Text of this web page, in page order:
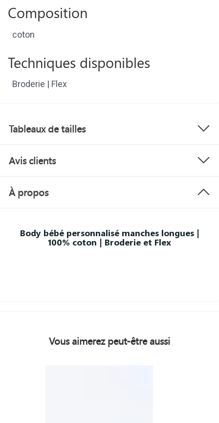
Composition
coton
Techniques disponibles
Broderie | Flex
Tableaux de tailles
Avis clients
À propos
Body bébé personnalisé manches longues |
100% coton | Broderie et Flex
Vous aimerez peut-être aussi